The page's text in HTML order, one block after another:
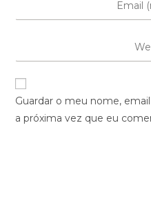
Guardar o meu nome,
a próxima vez que eu